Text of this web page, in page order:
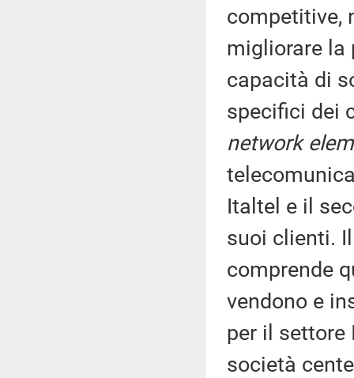
competitive,
migliorare la
capacità di
specifici dei
network
Italtel e il
suoi clienti.
comprende
vendono e
per il settore
società